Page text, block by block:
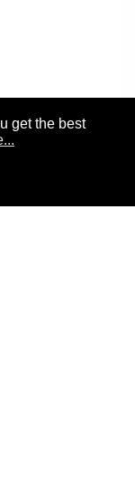
get the best